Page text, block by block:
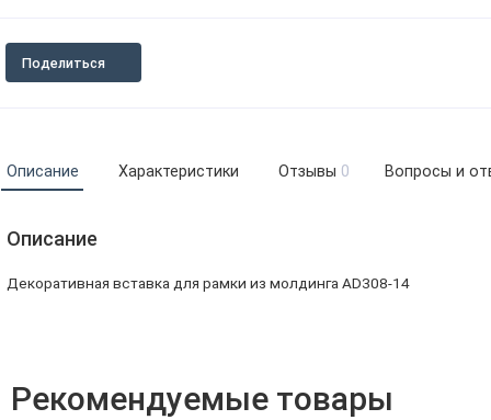
Поделиться
Описание Характеристики Отзывы 0 Вопросы и
Описание
Декоративная вставка для рамки из молдинга AD308-14
Рекомендуемые товары